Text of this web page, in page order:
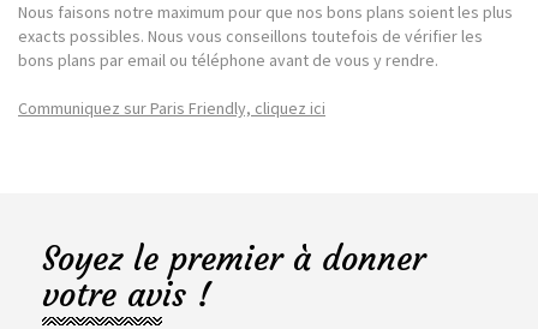
Nous faisons notre maximum pour que nos bons plans soient les plus
exacts possibles. Nous vous conseillons toutefois de vérifier les
bons plans par email ou téléphone avant de vous y rendre.
Communiquez sur Paris Friendly, cliquez ici
Soyez le premier à donner
votre avis !